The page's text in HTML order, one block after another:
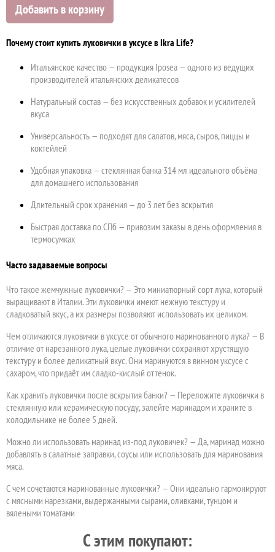
Добавить в корзину
Почему стоит купить луковички в уксусе в Ikra Life?
Итальянское качество — продукция Iposea — одного из ведущих
производителей итальянских деликатесов
Натуральный состав — без искусственных добавок и усилителей
вкуса
Универсальность — подходят для салатов, мяса, сыров, пиццы и
коктейлей
Удобная упаковка — стеклянная банка 314 мл идеального объёма
для домашнего использования
Длительный срок хранения — до 3 лет без вскрытия
Быстрая доставка по СПб — привозим заказы в день оформления в
термосумках
Часто задаваемые вопросы
Что такое жемчужные луковички? — Это миниатюрный сорт лука, который
выращивают в Италии. Эти луковички имеют нежную текстуру и
сладковатый вкус, а их размеры позволяют использовать их целиком.
Чем отличаются луковички в уксусе от обычного маринованного лука? — В
отличие от нарезанного лука, целые луковички сохраняют хрустящую
текстуру и более деликатный вкус. Они маринуются в винном уксусе с
сахаром, что придаёт им сладко-кислый оттенок.
Как хранить луковички после вскрытия банки? — Переложите луковички в
стеклянную или керамическую посуду, залейте маринадом и храните в
холодильнике не более 5 дней.
Можно ли использовать маринад из-под луковичек? — Да, маринад можно
добавлять в салатные заправки, соусы или использовать для маринования
мяса.
С чем сочетаются маринованные луковички? — Они идеально гармонируют
с мясными нарезками, выдержанными сырами, оливками, тунцом и
вялеными томатами
C этим покупают: